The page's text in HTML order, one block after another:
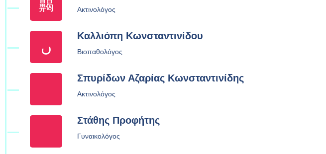
Ακτινολόγος
Καλλιόπη Κωνσταντινίδου
Βιοπαθολόγος
Σπυρίδων Αζαρίας Κωνσταντινίδης
Ακτινολόγος
Στάθης Προφήτης
Γυναικολόγος